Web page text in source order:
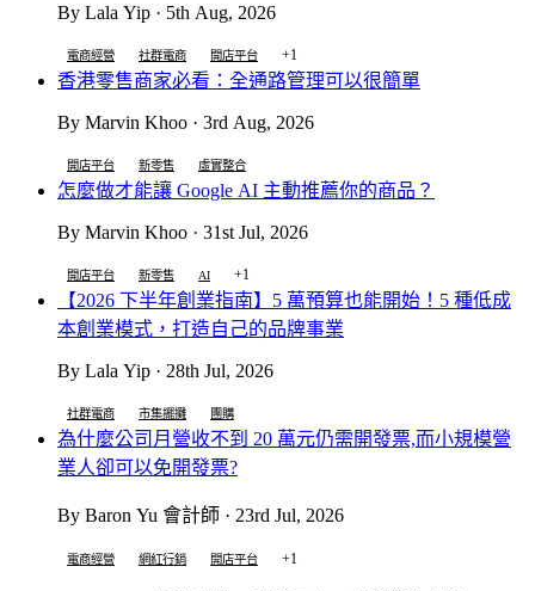
By Lala Yip · 5th Aug, 2026
電商經營 社群電商 開店平台 +1
香港零售商家必看：全通路管理可以很簡單
By Marvin Khoo · 3rd Aug, 2026
開店平台 新零售 虛實整合
怎麼做才能讓 Google AI 主動推薦你的商品？
By Marvin Khoo · 31st Jul, 2026
開店平台 新零售 AI +1
【2026 下半年創業指南】5 萬預算也能開始！5 種低成
本創業模式，打造自己的品牌事業
By Lala Yip · 28th Jul, 2026
社群電商 市集擺攤 團購
為什麼公司月營收不到 20 萬元仍需開發票,而小規模營
業人卻可以免開發票?
By Baron Yu 會計師 · 23rd Jul, 2026
電商經營 網紅行銷 開店平台 +1